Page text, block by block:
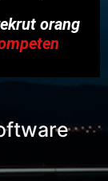
orang